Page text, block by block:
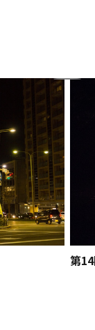
第